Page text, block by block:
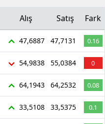
Alış Satış Fark
47,6887 47,7131 0.16
54,9838 55,0384 0
64,1943 64,2532
0.08
33,5108 33,5375 0.1